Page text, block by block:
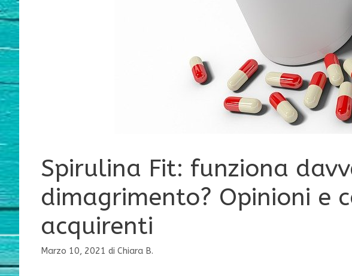
Spirulina Fit: funziona
dimagrimento? Opinioni e
acquirenti
Marzo 10, 2021 di Chiara B.